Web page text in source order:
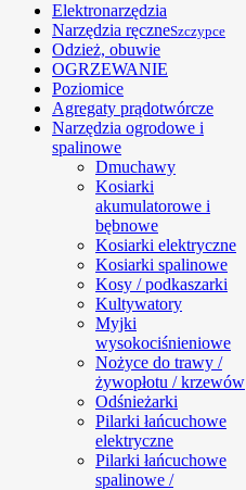
Elektronarzędzia
Narzędzia ręczneSzczypce
Odzież, obuwie
OGRZEWANIE
Poziomice
Agregaty prądotwórcze
Narzędzia ogrodowe i
spalinowe
Dmuchawy
Kosiarki
akumulatorowe i
bębnowe
Kosiarki elektryczne
Kosiarki spalinowe
Kosy / podkaszarki
Kultywatory
Myjki
wysokociśnieniowe
Nożyce do trawy /
żywopłotu / krzewów
Odśnieżarki
Pilarki łańcuchowe
elektryczne
Pilarki łańcuchowe
spalinowe /